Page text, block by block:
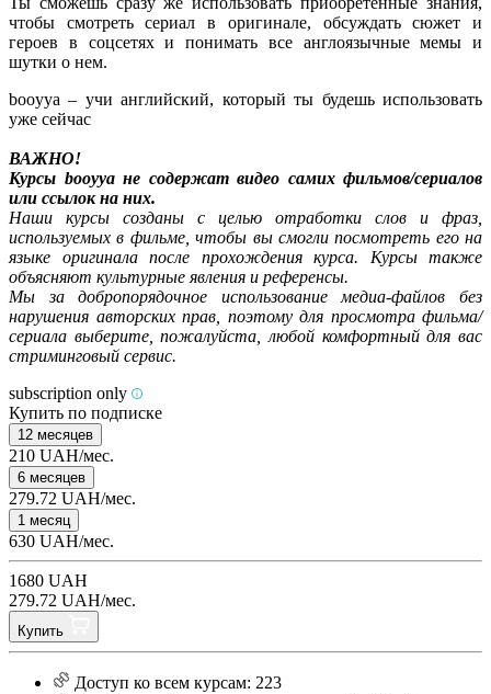
чтобы смотреть сериал в оригинале, обсуждать сюжет и
героев в соцсетях и понимать все англоязычные мемы и
шутки о нем.
booyya – учи английский, который ты будешь использовать
уже сейчас
ВАЖНО!
Курсы booyya не содержат видео самих фильмов/сериалов
или ссылок на них.
Наши курсы созданы с целью отработки слов и фраз,
используемых в фильме, чтобы вы смогли посмотреть его на
языке оригинала после прохождения курса. Курсы также
объясняют культурные явления и референсы.
Мы за добропорядочное использование медиа-файлов без
нарушения авторских прав, поэтому для просмотра фильма/
сериала выберите, пожалуйста, любой комфортный для вас
стриминговый сервис.
subscription only
Купить по подписке
12 месяцев
210 UAH/мес.
6 месяцев
279.72 UAH/мес.
1 месяц
630 UAH/мес.
1680 UAH
279.72 UAH/мес.
Купить
Доступ ко всем курсам: 223